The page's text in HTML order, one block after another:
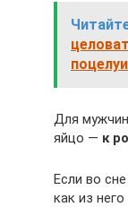
поцелуи
Для
яйцо — к
Если во
как из